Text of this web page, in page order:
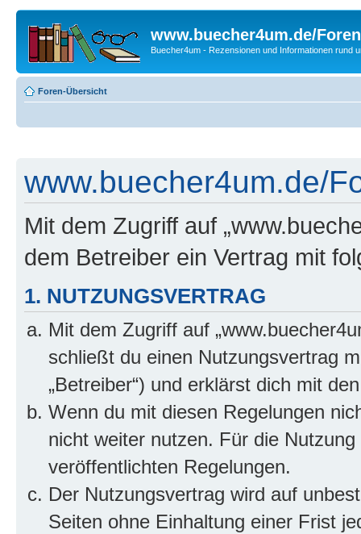
www.buecher4um.de/Foren
Buecher4um - Rezensionen und Informationen rund
Foren-Übersicht
www.buecher4um.de/
Mit dem Zugriff auf
dem Betreiber ein Vertrag mit
1. NUTZUNGSVERTRAG
Mit dem Zugriff auf
schließt du einen Nutzungsvertrag
„Betreiber“) und erklärst dich mit
Wenn du mit diesen Regelungen
nicht weiter nutzen. Für die
veröffentlichten Regelungen.
Der Nutzungsvertrag wird auf
Seiten ohne Einhaltung einer Frist